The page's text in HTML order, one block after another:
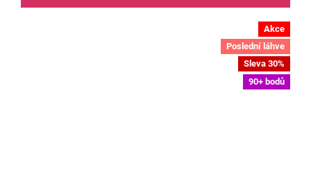
Akce
Poslední láhve
Sleva 30%
90+ bodů